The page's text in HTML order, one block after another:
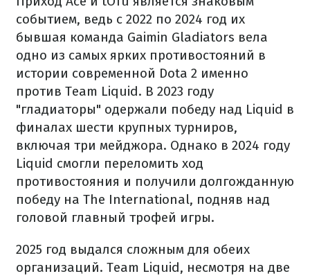
событием, ведь с 2022 по 2024 год их
бывшая команда Gaimin Gladiators вела
одно из самых ярких противостояний в
истории современной Dota 2 именно
против Team Liquid. В 2023 году
"гладиаторы" одержали победу над Liquid в
финалах шести крупных турниров,
включая три мейджора. Однако в 2024 году
Liquid смогли переломить ход
противостояния и получили долгожданную
победу на The International, подняв над
головой главный трофей игры.
2025 год выдался сложным для обеих
организаций. Team Liquid, несмотря на две